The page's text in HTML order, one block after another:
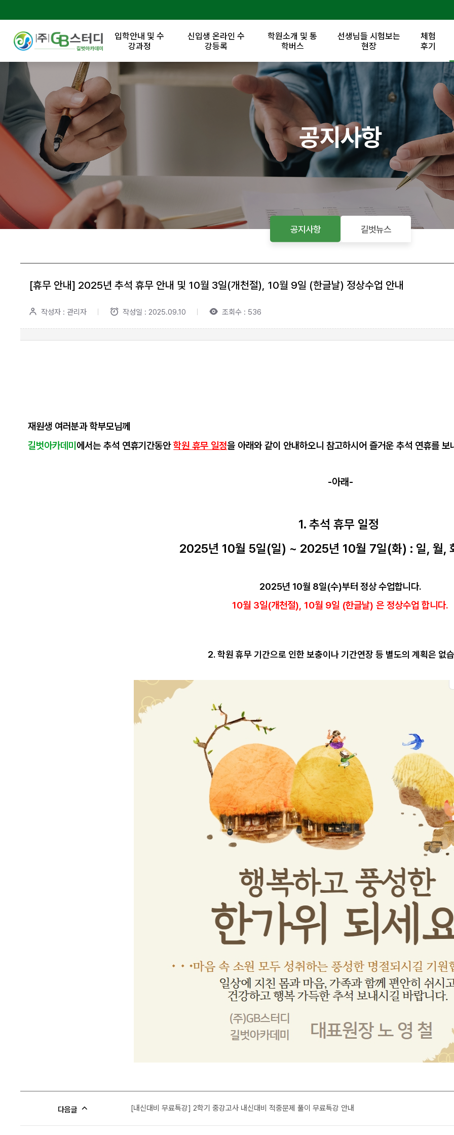
입학안내 및 수
강과정
신입생 온라인 수
강등록
학원소개 및 통
학버스
선생님들 시험보는
현장
체험
후기
공지사항
공지사항 길벗뉴스
[휴무 안내] 2025년 추석 휴무 안내 및 10월 3일(개천절), 10월 9일 (한글날) 정상수업 안내
작성자 : 관리자 작성일 : 2025.09.10 조회수 : 536
재원생 여러분과 학부모님께
길벗아카데미 에서는추석 연휴기간동안학원 휴무 일정을 아래와 같이 안내하오니 참고하시어 즐거운 추석 연휴를 보
-아래-
1. 추석 휴무 일정
2025년 10월 5일(일) ~ 2025년 10월 7일(화) : 일, 월,
2025년 10월 8일(수)부터 정상 수업합니다.
10월 3일(개천절), 10월 9일 (한글날) 은 정상수업 합니다.
2. 학원 휴무 기간으로 인한 보충이나 기간연장 등 별도의 계획은 없
다음글 [내신대비 무료특강] 2학기 중강고사 내신대비 적중문제 풀이 무료특강 안내